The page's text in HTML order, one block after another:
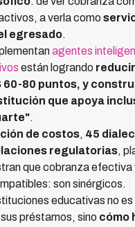
a verla como
egresado.
agentes
están logrando
60-80 puntos, y
que apoya
.
de costos, 45
regulatorias,
que cobranza efectiva
son sinérgicos.
educativas no es
préstamos, sino cómo